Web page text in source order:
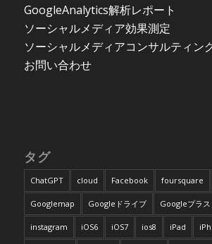
GoogleAnalytics解析レポート
ソーシャルメディア効果測定
ソーシャルメディアコンサルティン
お問い合わせ
タグ
ChatGPT cloud Facebook foursquare
Googlemap Googleドライブ Googleプラス
instagram iOS6 iOS7 ios8 iPad